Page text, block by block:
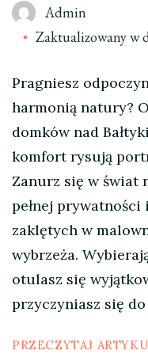
Admin
Zaktualizowany w
Pragniesz
harmonią natury?
domków nad
komfort rysują
Zanurz się w świat
pełnej
zaklętych w
wybrzeża.
otulasz się
przyczyniasz się
PRZECZYTAJ